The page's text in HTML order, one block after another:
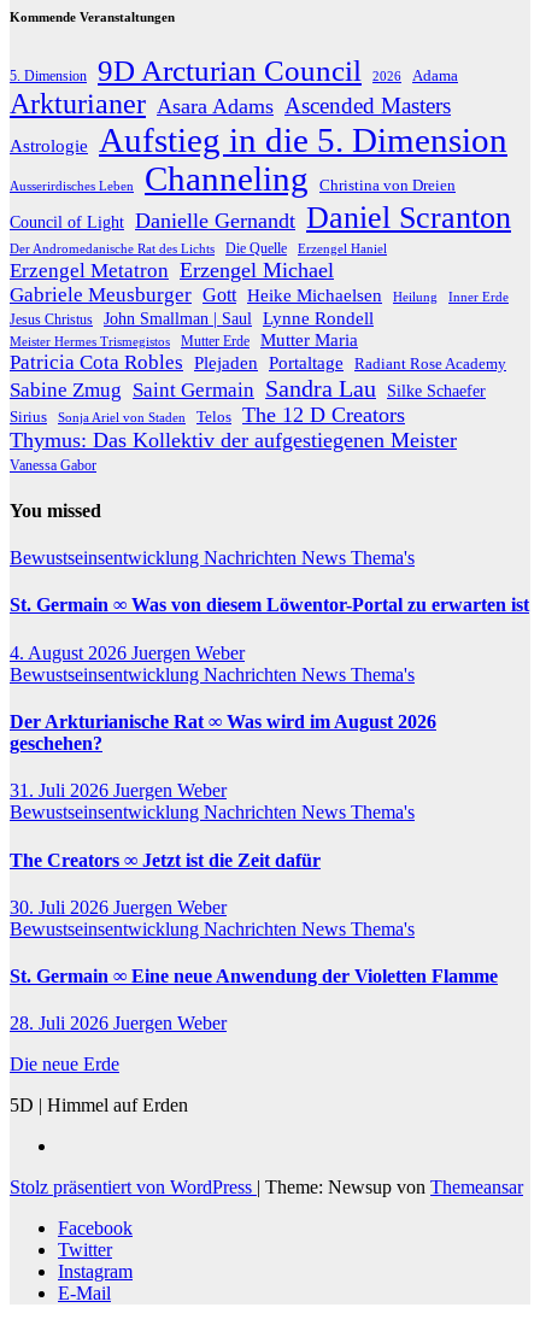
Kommende Veranstaltungen
5. Dimension 9D Arcturian Council 2026 Adama
Arkturianer Asara Adams Ascended Masters
Astrologie Aufstieg in die 5. Dimension
Ausserirdisches Leben Channeling Christina von Dreien
Council of Light Danielle Gernandt Daniel Scranton
Der Andromedanische Rat des Lichts Die Quelle Erzengel Haniel
Erzengel Metatron Erzengel Michael
Gabriele Meusburger Gott Heike Michaelsen Heilung Inner Erde
Jesus Christus John Smallman | Saul Lynne Rondell
Meister Hermes Trismegistos Mutter Erde Mutter Maria
Patricia Cota Robles Plejaden Portaltage Radiant Rose Academy
Sabine Zmug Saint Germain Sandra Lau Silke Schaefer
Sirius Sonja Ariel von Staden Telos The 12 D Creators
Thymus: Das Kollektiv der aufgestiegenen Meister
Vanessa Gabor
You missed
Bewustseinsentwicklung Nachrichten News Thema's
St. Germain ∞ Was von diesem Löwentor-Portal zu erwarten ist
4. August 2026 Juergen Weber
Bewustseinsentwicklung Nachrichten News Thema's
Der Arkturianische Rat ∞ Was wird im August 2026
geschehen?
31. Juli 2026 Juergen Weber
Bewustseinsentwicklung Nachrichten News Thema's
The Creators ∞ Jetzt ist die Zeit dafür
30. Juli 2026 Juergen Weber
Bewustseinsentwicklung Nachrichten News Thema's
St. Germain ∞ Eine neue Anwendung der Violetten Flamme
28. Juli 2026 Juergen Weber
Die neue Erde
5D | Himmel auf Erden
Stolz präsentiert von WordPress | Theme: Newsup von Themeansar
Facebook
Twitter
Instagram
E-Mail